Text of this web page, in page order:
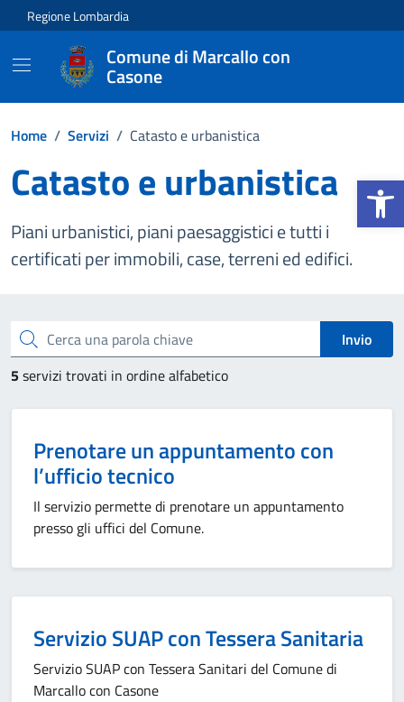
Apri la
Vai ai contenuti
Vai al footer
Regione Lombardia
Comune di Marcallo con
Casone
Home / Servizi / Catasto e urbanistica
Catasto e urbanistica
Piani urbanistici, piani paesaggistici e tutti i
certificati per immobili, case, terreni ed edifici.
Cerca una parola chiave
Invio
5servizi trovati in ordine alfabetico
Prenotare un appuntamento con
l’ufficio tecnico
Il servizio permette di prenotare un appuntamento
presso gli uffici del Comune.
Servizio SUAP con Tessera Sanitaria
Servizio SUAP con Tessera Sanitari del Comune di
Marcallo con Casone